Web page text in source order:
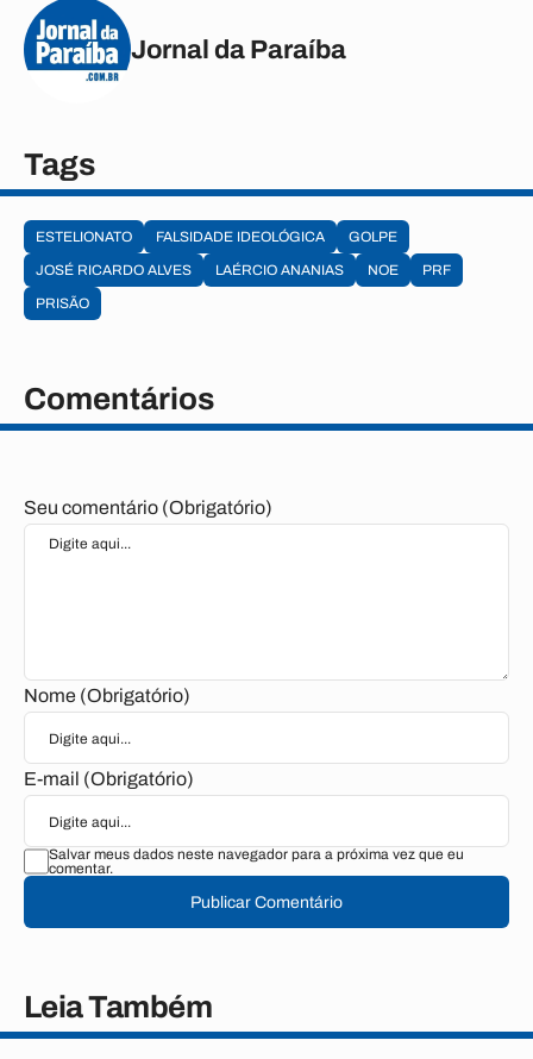
Jornal da Paraíba
Tags
ESTELIONATO FALSIDADE IDEOLÓGICA
GOLPE
JOSÉ RICARDO ALVES
LAÉRCIO ANANIAS NOE
PRF
PRISÃO
Comentários
Seu comentário (Obrigatório)
Nome (Obrigatório)
E-mail (Obrigatório)
Salvar meus dados neste navegador para a próxima vez que eu
comentar.
Publicar Comentário
Leia Também